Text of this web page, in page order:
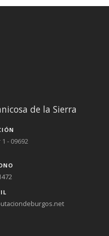
de la Sierra
- 09692